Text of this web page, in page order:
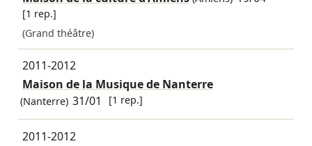
[1 rep.]
(Grand théâtre)
2011-2012
Maison de la Musique de Nanterre
(Nanterre) 31/01 [1 rep.]
2011-2012